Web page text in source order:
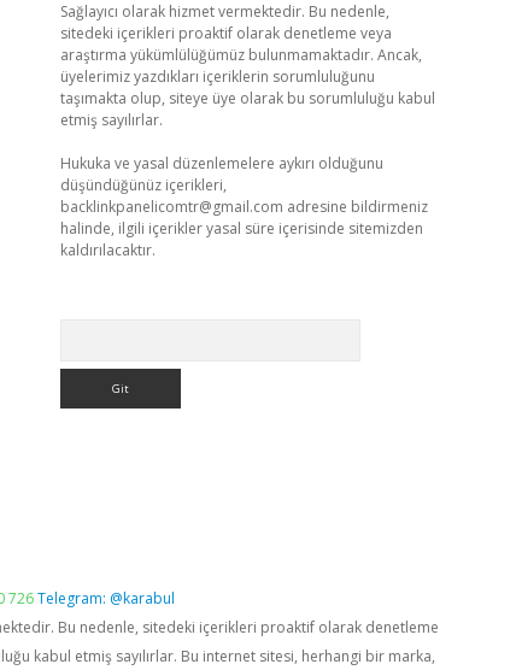
Sağlayıcı olarak hizmet vermektedir. Bu nedenle,
sitedeki içerikleri proaktif olarak denetleme veya
araştırma yükümlülüğümüz bulunmamaktadır. Ancak,
üyelerimiz yazdıkları içeriklerin sorumluluğunu
taşımakta olup, siteye üye olarak bu sorumluluğu kabul
etmiş sayılırlar.
Hukuka ve yasal düzenlemelere aykırı olduğunu
düşündüğünüz içerikleri,
backlinkpanelicomtr@gmail.com adresine bildirmeniz
halinde, ilgili içerikler yasal süre içerisinde sitemizden
kaldırılacaktır.
726Telegram: @karabul
Bu nedenle, sitedeki içerikleri proaktif olarak denetleme
kabul etmiş sayılırlar. Bu internet sitesi, herhangi bir marka,